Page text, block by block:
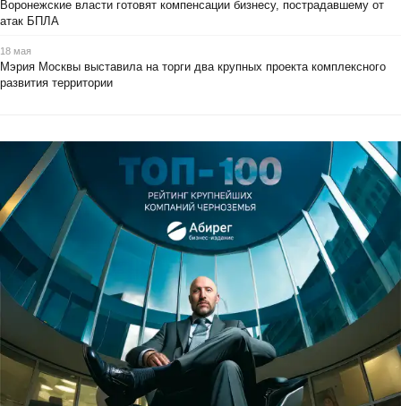
Воронежские власти готовят компенсации бизнесу, пострадавшему от
атак БПЛА
18 мая
Мэрия Москвы выставила на торги два крупных проекта комплексного
развития территории